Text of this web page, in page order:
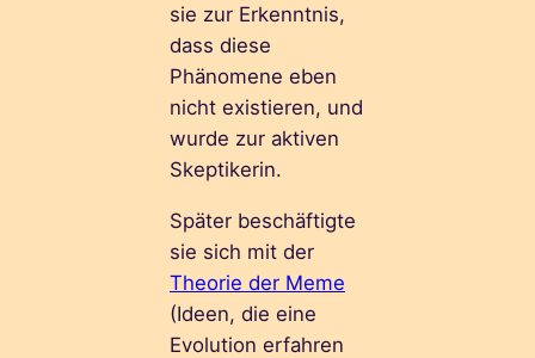
sie zur Erkenntnis,
dass diese
Phänomene eben
nicht existieren, und
wurde zur aktiven
Skeptikerin.
Später beschäftigte
sie sich mit der
Theorie der Meme
(Ideen, die eine
Evolution erfahren